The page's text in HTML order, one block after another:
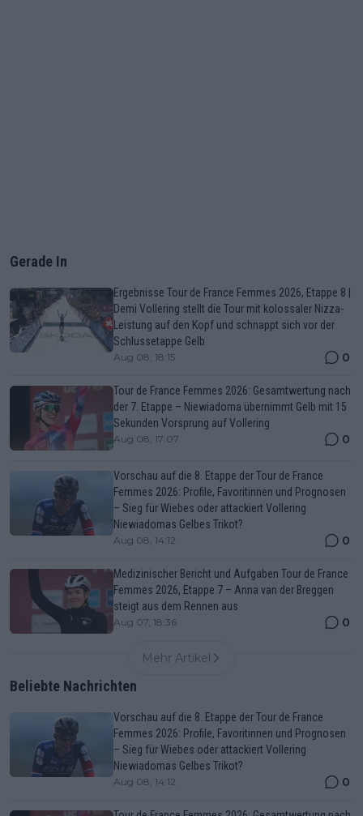
Gerade In
Ergebnisse Tour de France Femmes 2026, Etappe 8 |
Demi Vollering stellt die Tour mit kolossaler Nizza-
Leistung auf den Kopf und schnappt sich vor der
Schlussetappe Gelb
Aug 08, 18:15 0
Tour de France Femmes 2026: Gesamtwertung nach
der 7. Etappe – Niewiadoma übernimmt Gelb mit 15
Sekunden Vorsprung auf Vollering
Aug 08, 17:07 0
Vorschau auf die 8. Etappe der Tour de France
Femmes 2026: Profile, Favoritinnen und Prognosen
– Sieg für Wiebes oder attackiert Vollering
Niewiadomas Gelbes Trikot?
Aug 08, 14:12 0
Medizinischer Bericht und Aufgaben Tour de France
Femmes 2026, Etappe 7 – Anna van der Breggen
steigt aus dem Rennen aus
Aug 07, 18:36 0
Mehr Artikel
Beliebte Nachrichten
Vorschau auf die 8. Etappe der Tour de France
Femmes 2026: Profile, Favoritinnen und Prognosen
– Sieg für Wiebes oder attackiert Vollering
Niewiadomas Gelbes Trikot?
Aug 08, 14:12 0